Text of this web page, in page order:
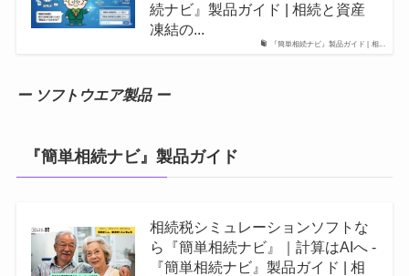
『簡単相続ナビ』製品ガイド | 相...
続ナビ』製品ガイド | 相続と資産
凍結の...
ー ソフトウエア製品 ー
『簡単相続ナビ』製品ガイド
相続税シミュレーションソフトな
ら『簡単相続ナビ』｜計算はAIへ -
『簡単相続ナビ』製品ガイド | 相